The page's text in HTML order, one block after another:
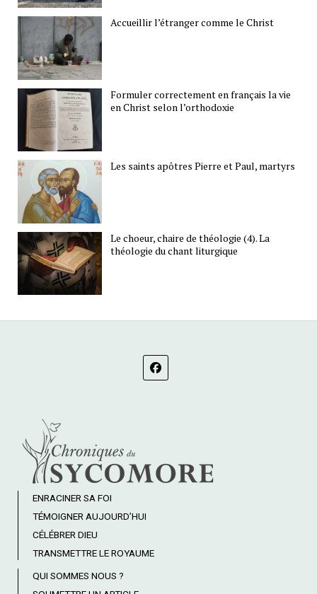
Accueillir l’étranger comme le Christ
Formuler correctement en français la vie
en Christ selon l’orthodoxie
Les saints apôtres Pierre et Paul, martyrs
Le choeur, chaire de théologie (4). La
théologie du chant liturgique
ENRACINER SA FOI
TÉMOIGNER AUJOURD’HUI
CÉLÉBRER DIEU
TRANSMETTRE LE ROYAUME
QUI SOMMES NOUS ?